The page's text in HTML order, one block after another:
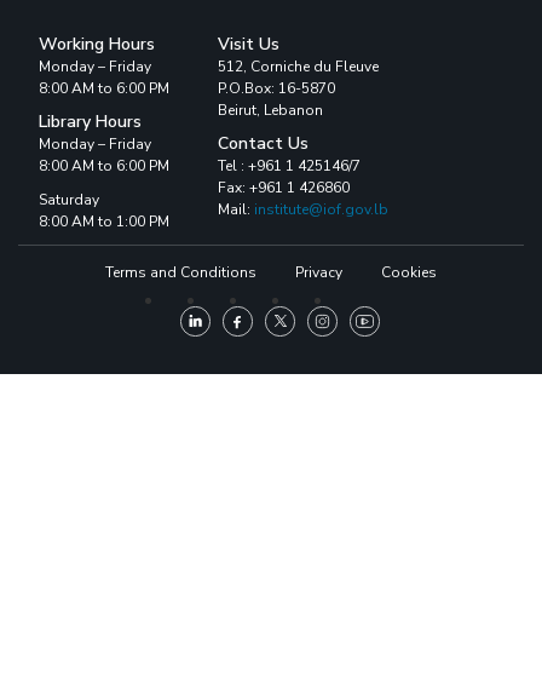
Working Hours
Monday – Friday
8:00 AM to 6:00 PM
Library Hours
Monday – Friday
8:00 AM to 6:00 PM
Saturday
8:00 AM to 1:00 PM
Visit Us
512, Corniche du Fleuve
P.O.Box: 16-5870
Beirut, Lebanon
Contact Us
Tel : +961 1 425146/7
Fax: +961 1 426860
Mail: institute@iof.gov.lb
Terms and Conditions Privacy Cookies